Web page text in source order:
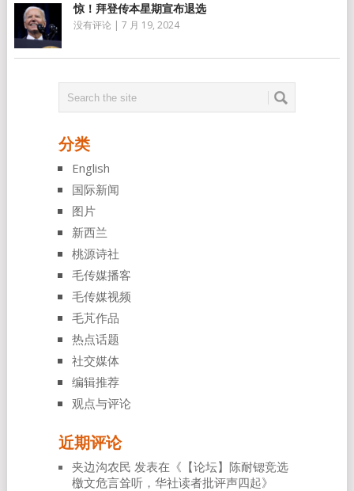
惊！拜登传本星期宣布退选
没有评论 | 7 月 19, 2024
分类
English
国际新闻
图片
新西兰
桃源诗社
毛传媒播客
毛传媒视频
毛芃作品
热点话题
社交媒体
编辑推荐
观点与评论
近期评论
夹边沟农民 发表在《 【论坛】陈耐锶竞选
檄文危言耸听，华社读者批评声四起》